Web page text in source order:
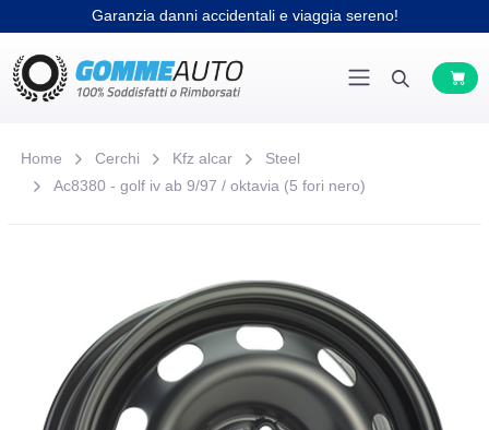
Garanzia danni accidentali e viaggia sereno!
Home Cerchi Kfz alcar
Steel
Ac8380 - golf iv ab 9/97 / oktavia (5 fori nero)